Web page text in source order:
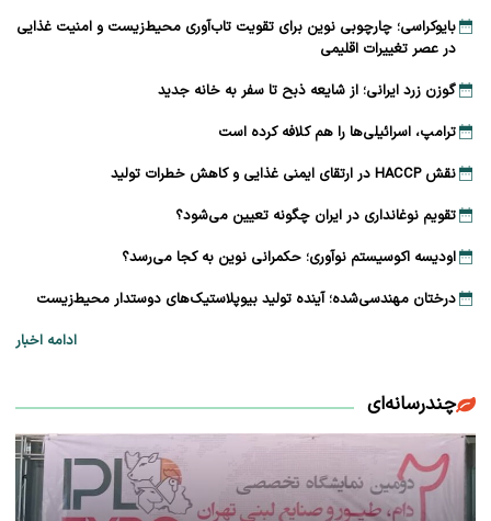
بایوکراسی؛ چارچوبی نوین برای تقویت تاب‌آوری محیط‌زیست و امنیت غذایی
در عصر تغییرات اقلیمی
گوزن زرد ایرانی؛ از شایعه ذبح تا سفر به خانه جدید
ترامپ، اسرائیلی‌ها را هم کلافه کرده است
نقش HACCP در ارتقای ایمنی غذایی و کاهش خطرات تولید
تقویم نوغانداری در ایران چگونه تعیین می‌شود؟
اودیسه اکوسیستم نوآوری؛ حکمرانی نوین به کجا می‌رسد؟
درختان مهندسی‌شده؛ آینده تولید بیوپلاستیک‌های دوستدار محیط‌زیست
ادامه اخبار
چندرسانه‌ای